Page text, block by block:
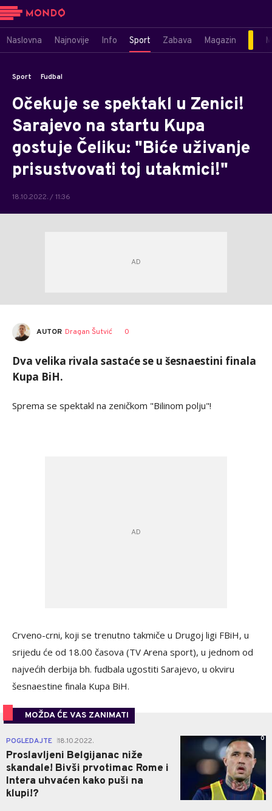
Naslovna Najnovije Info Sport Zabava Magazin
Sport Fudbal
Očekuje se spektakl u Zenici!
Sarajevo na startu Kupa
gostuje Čeliku: "Biće uživanje
prisustvovati toj utakmici!"
18.10.2022. / 11:36
AUTOR Dragan Šutvić 0
Dva velika rivala sastaće se u šesnaestini finala
Kupa BiH.
Sprema se spektakl na zeničkom "Bilinom polju"!
Crveno-crni, koji se trenutno takmiče u Drugoj ligi FBiH, u
srijedu će od 18.00 časova (TV Arena sport), u jednom od
najvećih derbija bh. fudbala ugostiti Sarajevo, u okviru
šesnaestine finala Kupa BiH.
MOŽDA ĆE VAS ZANIMATI
POGLEDAJTE 18.10.2022.
Proslavljeni Belgijanac niže
skandale! Bivši prvotimac Rome i
Intera uhvaćen kako puši na
klupi!?
0